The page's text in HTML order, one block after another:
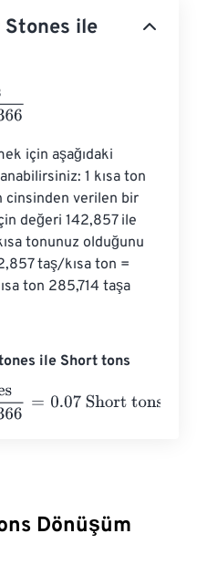
ile
için aşağıdaki
1 kısa ton
cinsinden verilen bir
değeri 142,857 ile
tonunuz olduğunu
taş/kısa ton =
ton 285,714 taşa
ile Short tons
= 0.07 Short tons
Dönüşüm